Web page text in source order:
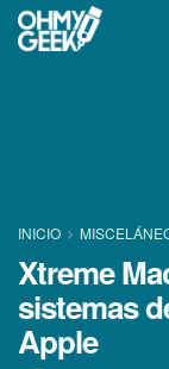
INICIO
Xtreme
sistemas
Apple